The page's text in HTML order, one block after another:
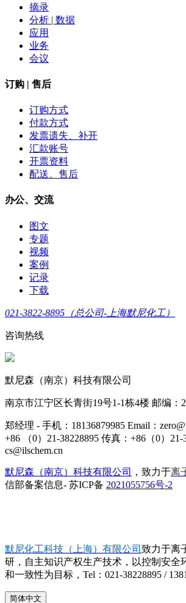
摘录
分析 | 数据
应用
业务
会议
订购 | 售后
订购方式
付款方式
发票遗失、补开
汇款账号
开票资料
配送、售后
办公、交流
图文
专题
视频
案例
记录
下载
021-3822-8895（总公司-上海默尼化工）
咨询热线
默尼森（南京）科技有限公司
南京市江宁区长青街19号1-1栋4楼 邮编：
郑经理 - 手机：18136879985 Email：
+86 （0）21-38228895 传真：+86（0）21-
cs@ilschem.cn
默尼森（南京）科技有限公司 ，致力于离
信部备案信息- 苏ICP备 2021055756号-2
默尼化工科技（上海）有限公司 致力于离
研，自主知识产权生产技术，以控制安全
和一致性为目标，Tel：021-38228895 /
简体中文